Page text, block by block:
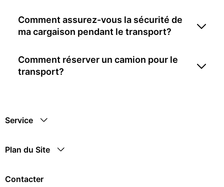
Comment assurez-vous la sécurité de
ma cargaison pendant le transport?
Comment réserver un camion pour le
transport?
Service
Plan du Site
Contacter